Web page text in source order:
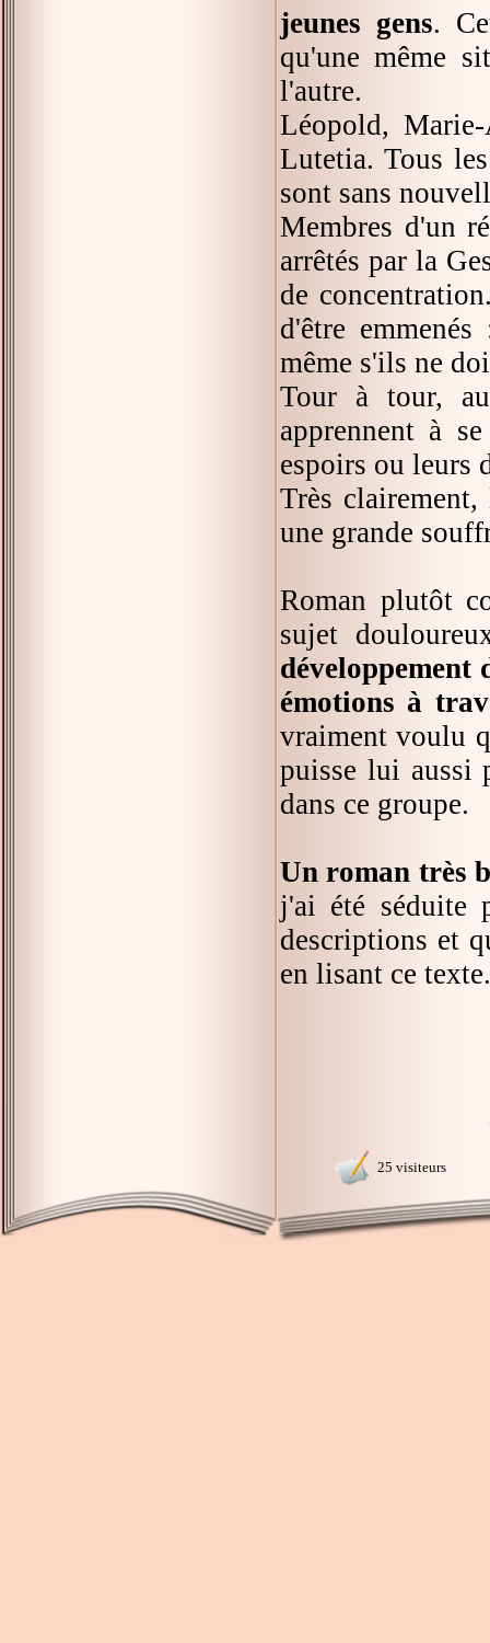
jeunes gens.
qu'une même
l'autre.
Léopold,
Lutetia. Tous
sont sans
Membres d'un
arrêtés par la
de
d'être
même s'ils ne
Tour à tour,
apprennent à
espoirs ou leurs
Très
une grande
Roman plutôt
sujet
émotions à
vraiment voulu
puisse lui aussi
dans ce groupe.
Un roman très
j'ai été séduite
descriptions et
en lisant ce texte.
25 visiteurs